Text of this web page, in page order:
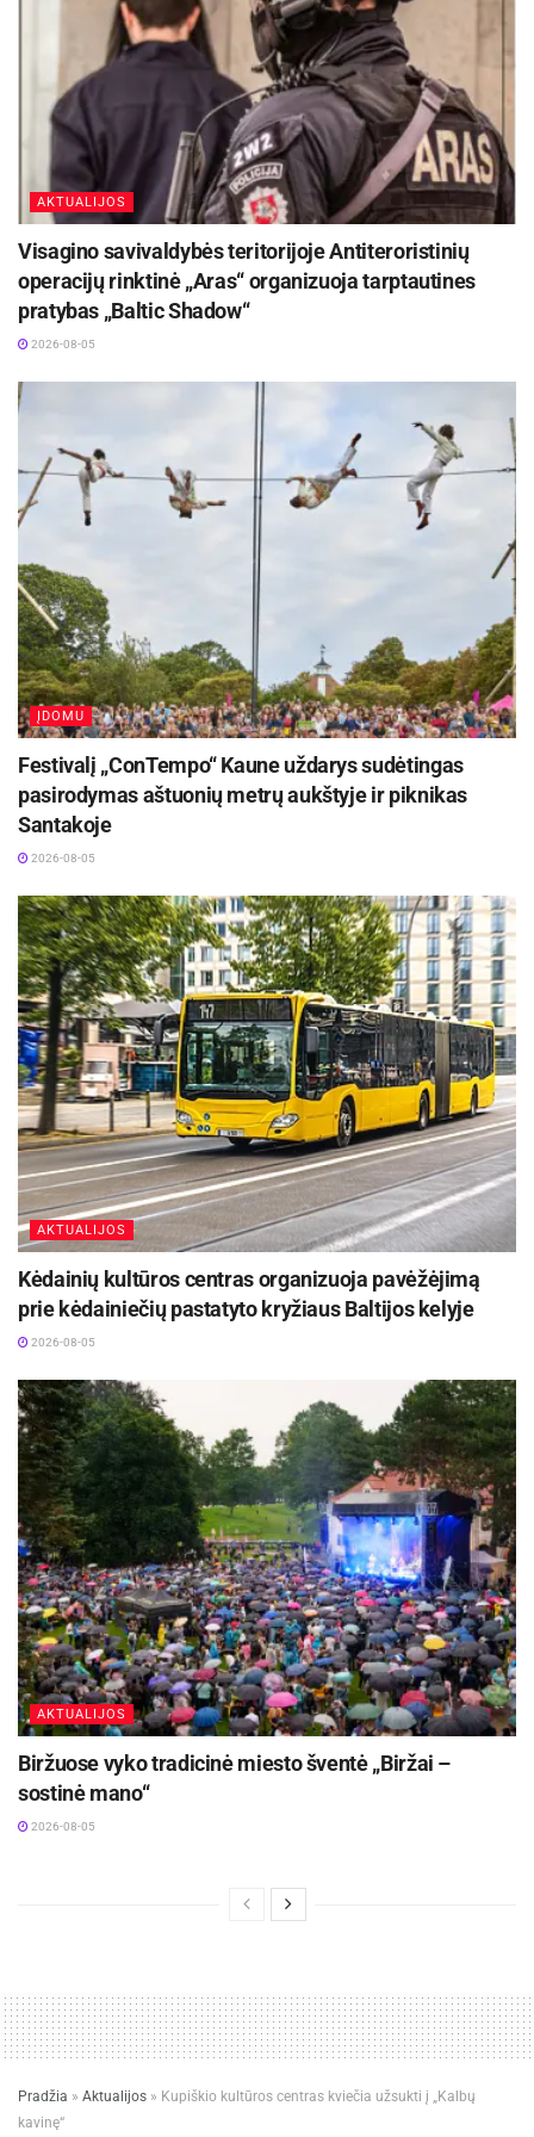
AKTUALIJOS
Visagino savivaldybės teritorijoje Antiteroristinių
operacijų rinktinė „Aras“ organizuoja tarptautines
pratybas „Baltic Shadow“
2026-08-05
ĮDOMU
Festivalį „ConTempo“ Kaune uždarys sudėtingas
pasirodymas aštuonių metrų aukštyje ir piknikas
Santakoje
2026-08-05
AKTUALIJOS
Kėdainių kultūros centras organizuoja pavėžėjimą
prie kėdainiečių pastatyto kryžiaus Baltijos kelyje
2026-08-05
AKTUALIJOS
Biržuose vyko tradicinė miesto šventė „Biržai –
sostinė mano“
2026-08-05
Pradžia » Aktualijos » Kupiškio kultūros centras kviečia užsukti į „Kalbų
kavinę“